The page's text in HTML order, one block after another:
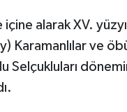
alarak XV.
Karamanlılar ve
Selçukluları